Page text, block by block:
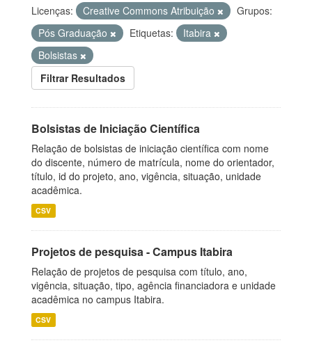
Licenças: Creative Commons Atribuição
Grupos:
Pós Graduação
Etiquetas:
Itabira
Bolsistas
Filtrar Resultados
Bolsistas de Iniciação Científica
Relação de bolsistas de iniciação científica com nome
do discente, número de matrícula, nome do orientador,
título, id do projeto, ano, vigência, situação, unidade
acadêmica.
CSV
Projetos de pesquisa - Campus Itabira
Relação de projetos de pesquisa com título, ano,
vigência, situação, tipo, agência financiadora e unidade
acadêmica no campus Itabira.
CSV